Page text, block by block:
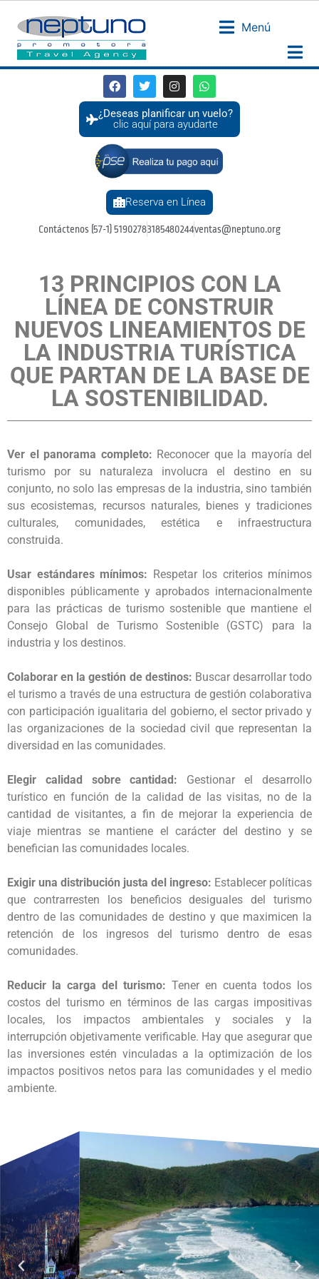
Menú
¿Deseas planificar un vuelo?
clic aquí para ayudarte
Reserva en Línea
Contáctenos (57-1) 51902783185480244ventas@neptuno.org
13 PRINCIPIOS CON LA
LÍNEA DE CONSTRUIR
NUEVOS LINEAMIENTOS DE
LA INDUSTRIA TURÍSTICA
QUE PARTAN DE LA BASE DE
LA SOSTENIBILIDAD.
Ver el panorama completo: Reconocer que la mayoría del
turismo por su naturaleza involucra el destino en su
conjunto, no solo las empresas de la industria, sino también
sus ecosistemas, recursos naturales, bienes y tradiciones
culturales, comunidades, estética e infraestructura
construida.
Usar estándares mínimos: Respetar los criterios mínimos
disponibles públicamente y aprobados internacionalmente
para las prácticas de turismo sostenible que mantiene el
Consejo Global de Turismo Sostenible (GSTC) para la
industria y los destinos.
Colaborar en la gestión de destinos: Buscar desarrollar todo
el turismo a través de una estructura de gestión colaborativa
con participación igualitaria del gobierno, el sector privado y
las organizaciones de la sociedad civil que representan la
diversidad en las comunidades.
Elegir calidad sobre cantidad: Gestionar el desarrollo
turístico en función de la calidad de las visitas, no de la
cantidad de visitantes, a fin de mejorar la experiencia de
viaje mientras se mantiene el carácter del destino y se
benefician las comunidades locales.
Exigir una distribución justa del ingreso: Establecer políticas
que contrarresten los beneficios desiguales del turismo
dentro de las comunidades de destino y que maximicen la
retención de los ingresos del turismo dentro de esas
comunidades.
Reducir la carga del turismo: Tener en cuenta todos los
costos del turismo en términos de las cargas impositivas
locales, los impactos ambientales y sociales y la
interrupción objetivamente verificable. Hay que asegurar que
las inversiones estén vinculadas a la optimización de los
impactos positivos netos para las comunidades y el medio
ambiente.